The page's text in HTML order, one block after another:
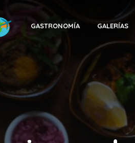
GASTRONOMÍA GALERÍAS